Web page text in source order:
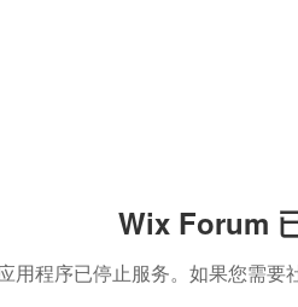
Wix Forum
用程序已停止服务。如果您需要